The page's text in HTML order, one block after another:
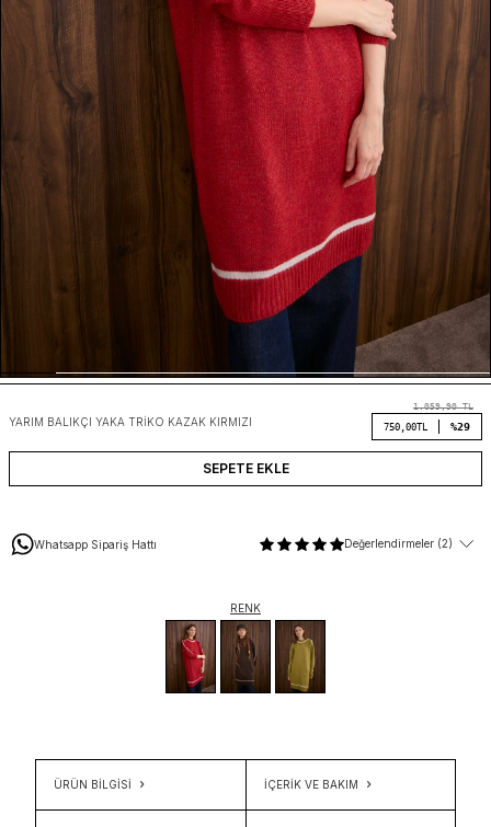
YARIM BALIKÇI YAKA TRIKO KAZAK KIRMIZI
1.059,90TL
750,00TL %29
SEPETE EKLE
Whatsapp Sipariş Hattı Değerlendirmeler (2)
RENK
ÜRÜN BİLGİSİ İÇERIK VE BAKIM